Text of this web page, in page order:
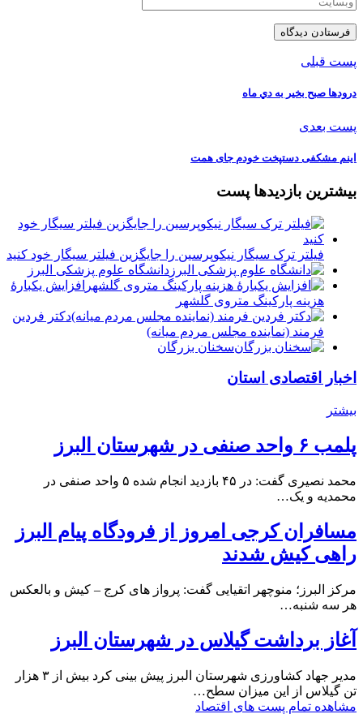
پست قبلی
درودها صبح بخير به دي ماه
پست بعدی
اینم مشکفی دستپخت خودم جای همت
بیشترین بازدیدها پست
فیلتر ترک سیگار نیکوپرسین را جایگزین فیلتر سیگار خود کنید
دانشگاه علوم پزشکی البرز
افزایش یکبارۀ
هزینه پارکینگ متروی گلشهر
دكتر فردين
فرمند (نماينده مجلس مردم میانه)
سخنان بزرگان
اخبار اقتصادی استان
بیشتر
پلمب ۶ واحد صنفی در شهرستان البرز
محمد نصیری گفت: در ۴۵ بازدید انجام شده ۵ واحد صنفی در
محمدیه و یک…
مسافران کرجی امروز از فرودگاه پیام البرز
راهی کیش شدند
مرکز البرز؛ منوچهر اتقیایی گفت: پرواز های کرج – کیش و بالعکس
هر سه شنبه…
آغاز برداشت گیلاس در شهرستان البرز
مدیر جهاد کشاورزی شهرستان البرز پیش بینی کرد بیش از ۳ هزار
تن گیلاس از این میزان سطح…
مشاهده تمام پست های اقتصاد